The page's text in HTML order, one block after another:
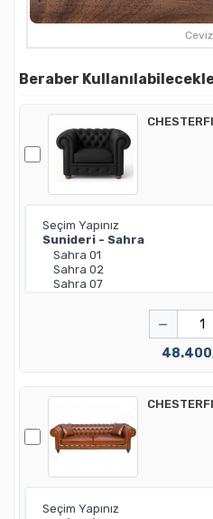
Ceviz
Beraber
−